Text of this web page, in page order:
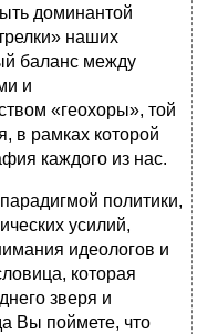
доминантой
наших
баланс между
и
«геохоры», той
в рамках которой
каж­дого из нас.
политики,
усилий,
идеологов и
которая
зверя и
Вы поймете, что